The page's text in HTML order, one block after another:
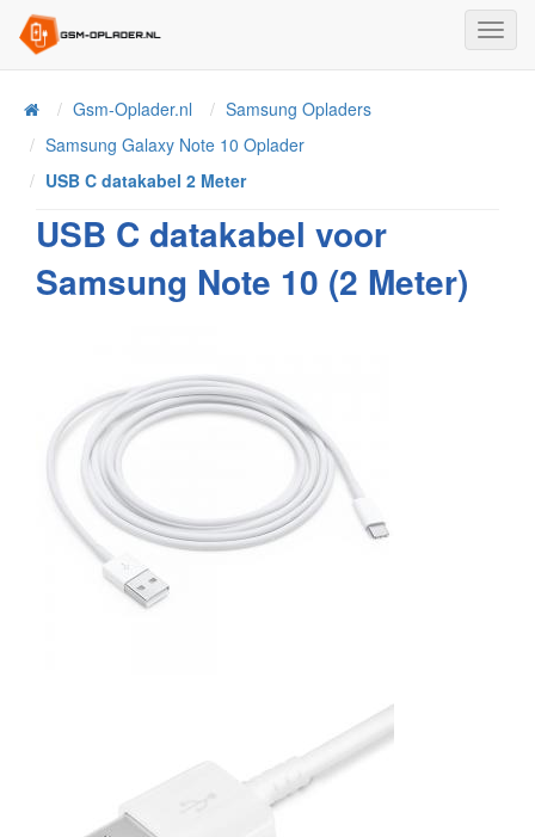
HomeGsm-Oplader.nl
Samsung Opladers
Samsung Galaxy Note 10 Oplader
USB C datakabel 2 Meter
USB C datakabel voor
Samsung Note 10 (2 Meter)